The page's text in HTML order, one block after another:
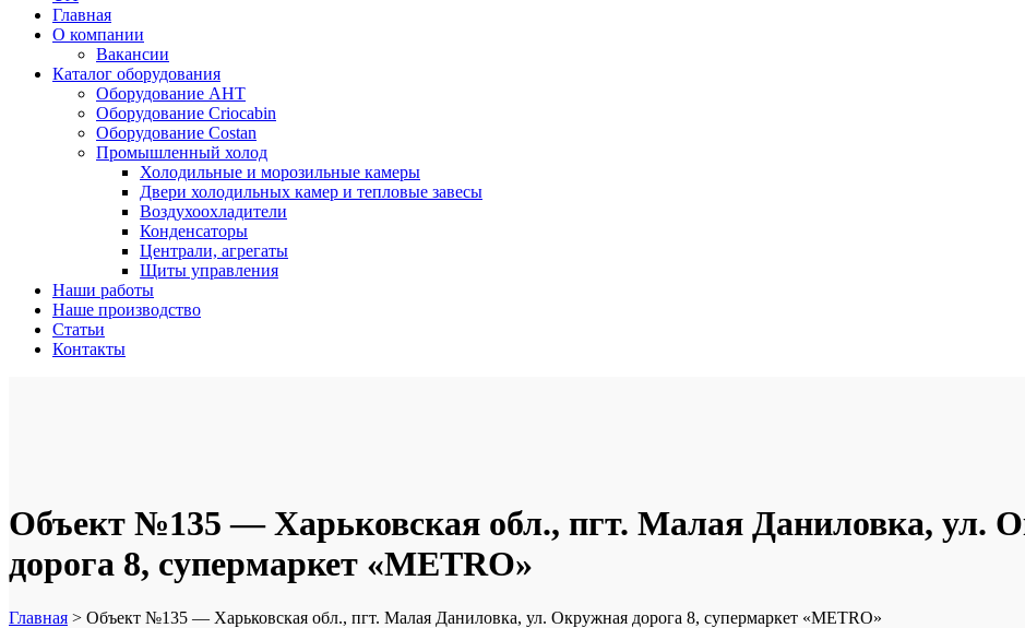
Главная
О компании
Вакансии
Каталог оборудования
Оборудование AHT
Оборудование Criocabin
Оборудование Costan
Промышленный холод
Холодильные и морозильные камеры
Двери холодильных камер и тепловые завесы
Воздухоохладители
Конденсаторы
Централи, агрегаты
Щиты управления
Наши работы
Наше производство
Статьи
Контакты
Объект №135 — Харьковская обл., пгт. Малая Даниловка, ул.
дорога 8, супермаркет «METRO»
Главная > Объект №135 — Харьковская обл., пгт. Малая Даниловка, ул. Окружная дорога 8, супермаркет «METRO»